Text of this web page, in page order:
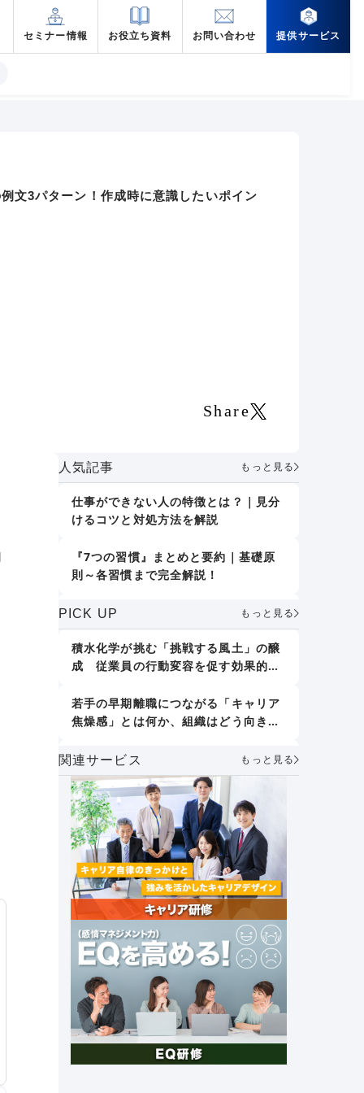
セミナー情報 お役立ち資料 お問い合わせ 提供サービス
文3パターン！作成時に意識したいポイン
Share
人気記事 もっと見る
仕事ができない人の特徴とは？｜見分
けるコツと対処方法を解説
『7つの習慣』まとめと要約｜基礎原
則～各習慣まで完全解説！
誤りを指摘しない｜デール・カーネギ
ー『人を動かす』
人格形成に影響する7つの要素｜「大
紹介
新人教育における効果的な仕事の教え
PICK UP もっと見る
積水化学が挑む「挑戦する風土」の醸
成 従業員の行動変容を促す効果的な
若手の早期離職につながる「キャリア
焦燥感」とは何か、組織はどう向き合
AIメンター×1on1で実現する次世代マ
ネジメント～「個性を活かし合う」組
織づくりの実践～
社員が自ら考え、動く力を育む。人財
マネジメント制度で実現する主体的な
キャリア形成とエンゲージメント向上
｜アフラック・伊藤氏
セルフキャリアドックとは？必要性や
メリット、具体的な導入手順や企業事
例を紹介
社外キャリア相談窓口の必要性と法人
&個人向けキャリア相談サービスを紹
介
これからの時代に 求められる組織の
あり方とは？～「管理統制」から「価
値共創」のマネジメントへ～
創業26年で売上高1兆円達成。未来の
成長を支える女性活躍とその挑戦｜オ
関連サービス もっと見る